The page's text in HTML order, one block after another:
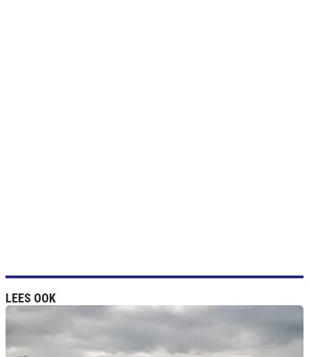
LEES OOK